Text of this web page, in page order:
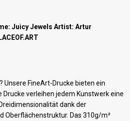
Juicy Jewels Artist: Artur
Unsere FineArt-Drucke bieten ein
Drucke verleihen jedem Kunstwerk eine
dank der
Oberflächenstruktur. Das 310g/m²